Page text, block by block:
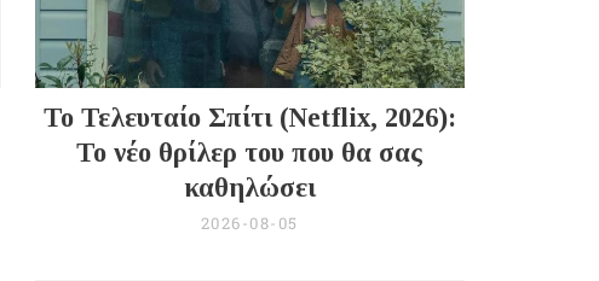
Το Τελευταίο Σπίτι (Netflix, 2026):
Το νέο θρίλερ του που θα σας
καθηλώσει
2026-08-05